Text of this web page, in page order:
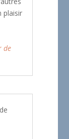
plaisir
de